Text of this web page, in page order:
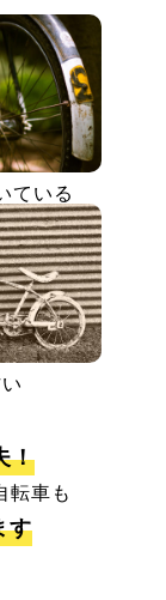
ている
！
転車も
す